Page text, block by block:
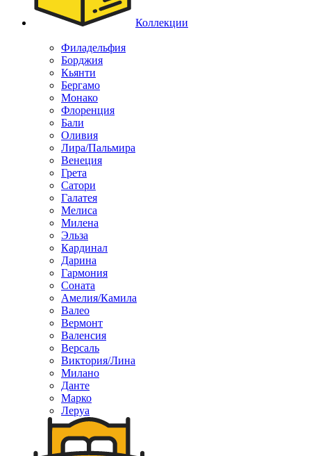
Коллекции
Филадельфия
Борджия
Кьянти
Бергамо
Монако
Флоренция
Бали
Оливия
Лира/Пальмира
Венеция
Грета
Сатори
Галатея
Мелиса
Милена
Эльза
Кардинал
Дарина
Гармония
Соната
Амелия/Камила
Валео
Вермонт
Валенсия
Версаль
Виктория/Лина
Милано
Данте
Марко
Леруа